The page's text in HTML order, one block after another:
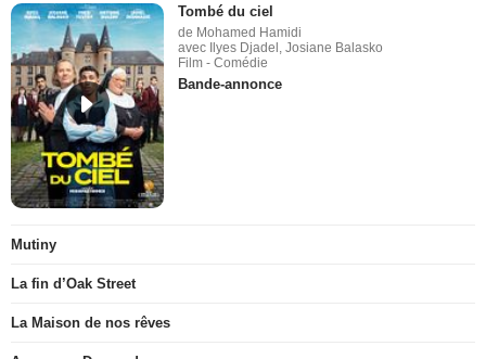
Tombé du ciel
de Mohamed Hamidi
avec Ilyes Djadel, Josiane Balasko
Film - Comédie
Bande-annonce
Mutiny
La fin d’Oak Street
La Maison de nos rêves